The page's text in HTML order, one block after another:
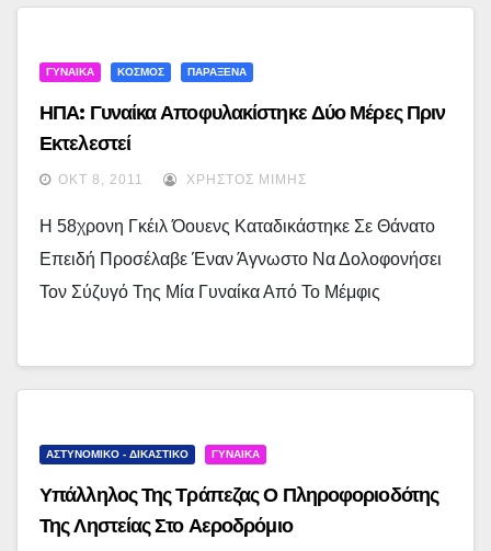
ΓΥΝΑΙΚΑ ΚΟΣΜΟΣ ΠΑΡΑΞΕΝΑ
ΗΠΑ: Γυναίκα Αποφυλακίστηκε Δύο Μέρες Πριν
Εκτελεστεί
ΟΚΤ 8, 2011 ΧΡΉΣΤΟΣ ΜΊΜΗΣ
Η 58χρονη Γκέιλ Όουενς Καταδικάστηκε Σε Θάνατο
Επειδή Προσέλαβε Έναν Άγνωστο Να Δολοφονήσει
Τον Σύζυγό Της Μία Γυναίκα Από Το Μέμφις
ΑΣΤΥΝΟΜΙΚΟ - ΔΙΚΑΣΤΙΚΟ ΓΥΝΑΙΚΑ
Υπάλληλος Της Τράπεζας Ο Πληροφοριοδότης
Της Ληστείας Στο Αεροδρόμιο